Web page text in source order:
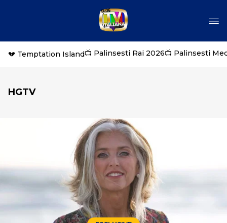
💔 Temptation Island📺 Palinsesti Rai 2026📺 Palinsesti
HGTV